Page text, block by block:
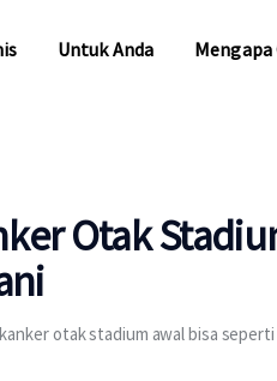
Untuk Anda
Otak
otak stadium awal bisa